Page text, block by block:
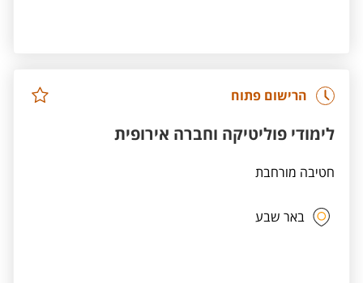
הרישום פתוח
לימודי פוליטיקה וחברה אירופית
חטיבה מורחבת
באר שבע